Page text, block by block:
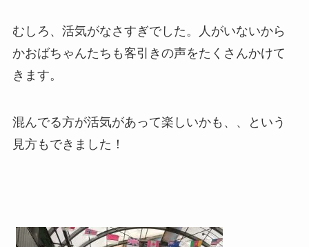
むしろ、活気がなさすぎでした。人がいないから
かおばちゃんたちも客引きの声をたくさんかけて
きます。
混んでる方が活気があって楽しいかも、、という
見方もできました！